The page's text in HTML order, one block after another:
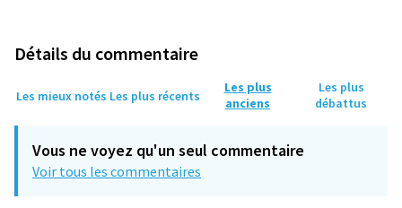
Détails du commentaire
Les mieux notés Les plus récents
Les plus
anciens
Les plus
débattus
Vous ne voyez qu'un seul commentaire
Voir tous les commentaires